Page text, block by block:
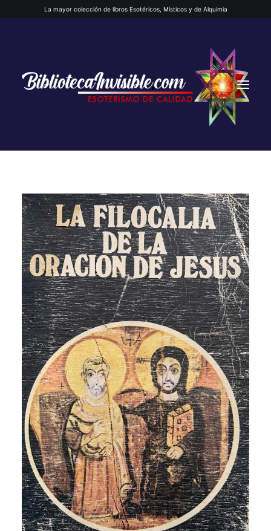
La mayor colección de libros Esotéricos, Místicos y de Alquimia
INICIO
QUIENES SOMOS
CATEGORÍAS
AUTORES DESTACADOS
GLOSARIO
CONTACTO
LOGIN / REGISTER
CART